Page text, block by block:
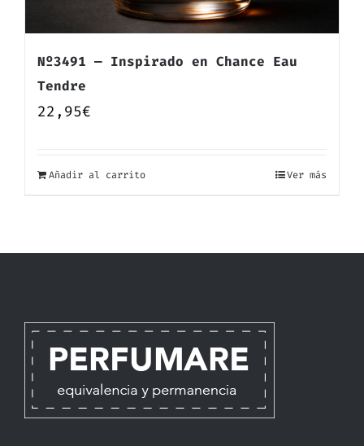
Nº3491 — Inspirado en Chance Eau
Tendre
22,95€
Añadir al carrito Ver más